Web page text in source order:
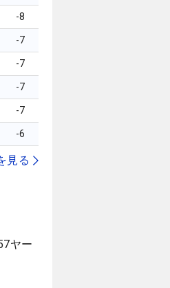
-8
-7
-7
-7
-7
-6
見る
ヤー